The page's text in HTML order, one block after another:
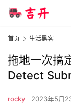
首页 生活黑客
拖地一次搞
Detect
rocky 2023年5月